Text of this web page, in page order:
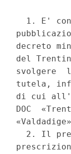
1. E'
decreto
del
svolgere
tutela,
di cui
DOC
2. Il